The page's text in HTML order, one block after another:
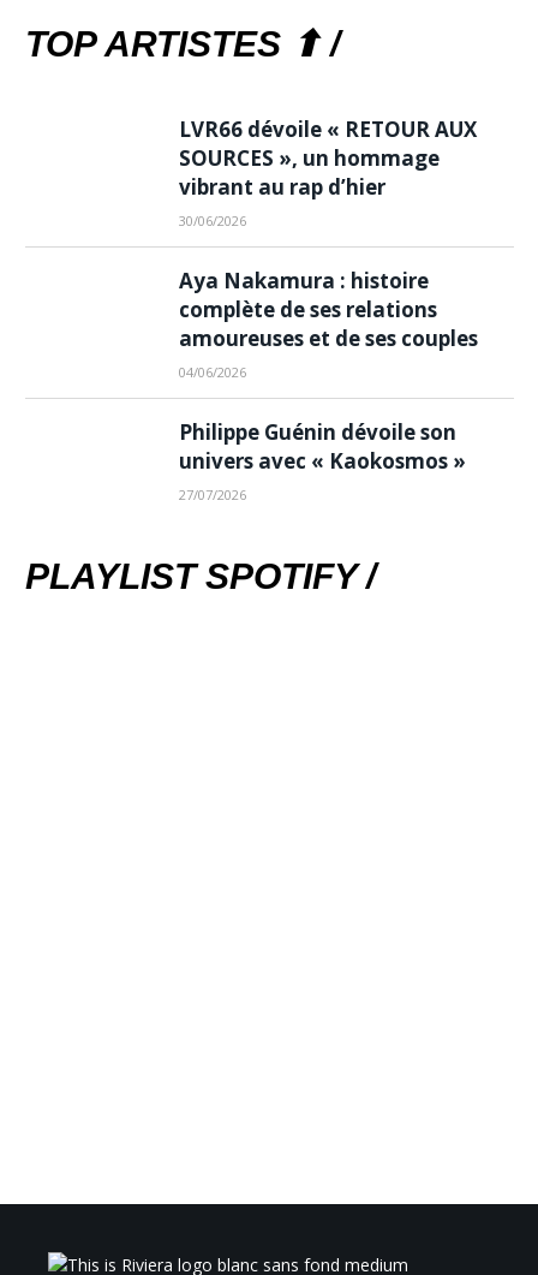
TOP ARTISTES ⬆ /
LVR66 dévoile « RETOUR AUX
SOURCES », un hommage
vibrant au rap d’hier
30/06/2026
Aya Nakamura : histoire
complète de ses relations
amoureuses et de ses couples
04/06/2026
Philippe Guénin dévoile son
univers avec « Kaokosmos »
27/07/2026
PLAYLIST SPOTIFY /